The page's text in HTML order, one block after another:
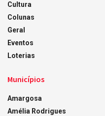
Cultura
Colunas
Geral
Eventos
Loterias
Municípios
Amargosa
Amélia Rodrigues